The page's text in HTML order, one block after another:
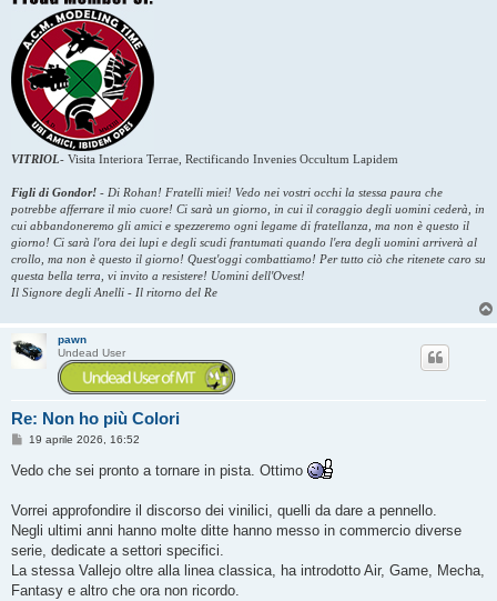
VITRIOL- Visita Interiora Terrae, Rectificando Invenies Occultum Lapidem
Figli di Gondor! - Di Rohan! Fratelli miei! Vedo nei vostri occhi la stessa paura che
potrebbe afferrare il mio cuore! Ci sarà un giorno, in cui il coraggio degli uomini cederà, in
cui abbandoneremo gli amici e spezzeremo ogni legame di fratellanza, ma non è questo il
giorno! Ci sarà l'ora dei lupi e degli scudi frantumati quando l'era degli uomini arriverà al
crollo, ma non è questo il giorno! Quest'oggi combattiamo! Per tutto ciò che ritenete caro su
questa bella terra, vi invito a resistere! Uomini dell'Ovest!
Il Signore degli Anelli - Il ritorno del Re
pawn
Undead User
Re: Non ho più Colori
M
s
s
g
g
i
o
19 aprile 2026, 16:52
Vedo che sei pronto a tornare in pista. Ottimo
Vorrei approfondire il discorso dei vinilici, quelli da dare a pennello.
Negli ultimi anni hanno molte ditte hanno messo in commercio diverse
serie, dedicate a settori specifici.
La stessa Vallejo oltre alla linea classica, ha introdotto Air, Game, Mecha,
Fantasy e altro che ora non ricordo.